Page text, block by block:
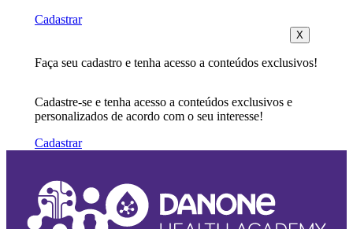
Cadastrar
X
Faça seu cadastro e tenha acesso a conteúdos exclusivos!
Cadastre-se e tenha acesso a conteúdos exclusivos e
personalizados de acordo com o seu interesse!
Cadastrar